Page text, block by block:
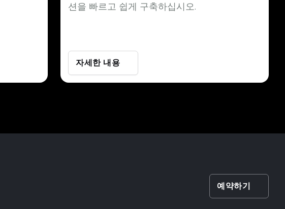
션을 빠르고 쉽게 구축하십시오.
자세한 내용
예약하기